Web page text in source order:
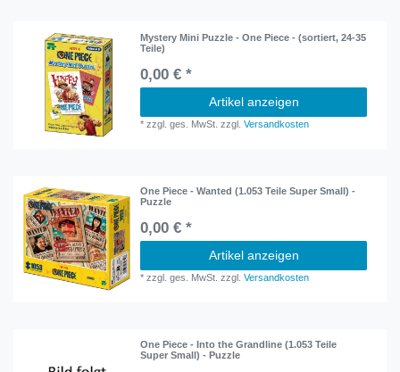
Mystery Mini Puzzle - One Piece - (sortiert, 24-35
Teile)
0,00 € *
Artikel anzeigen
*zzgl. ges. MwSt. zzgl.Versandkosten
One Piece - Wanted (1.053 Teile Super Small) -
Puzzle
0,00 € *
Artikel anzeigen
*zzgl. ges. MwSt. zzgl.Versandkosten
One Piece - Into the Grandline (1.053 Teile
Super Small) - Puzzle